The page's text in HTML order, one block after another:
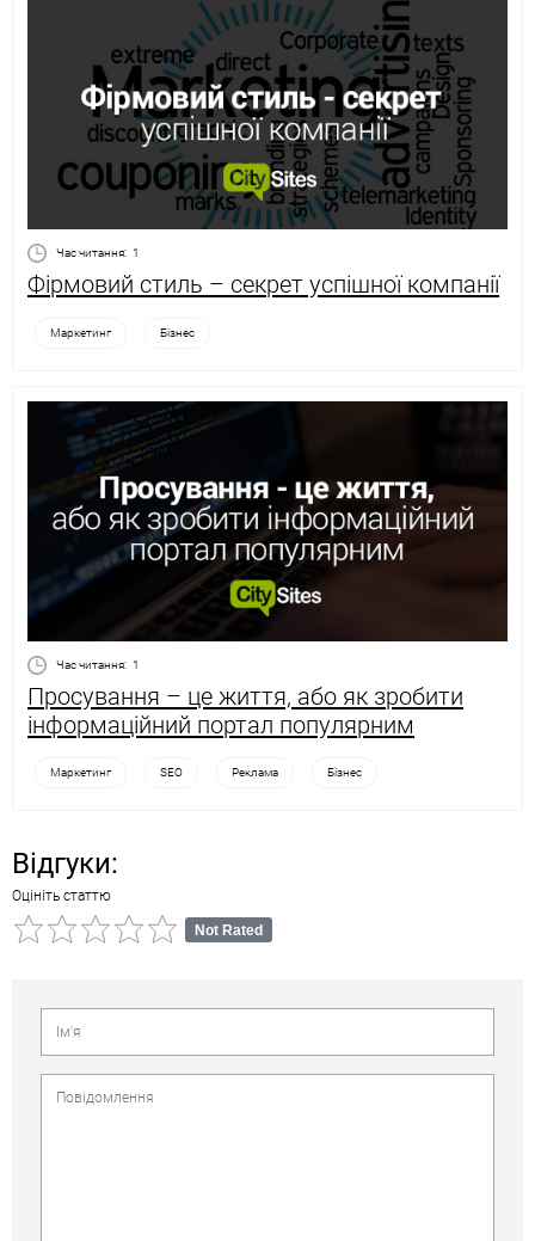
Час читання: 1
Фірмовий стиль – секрет успішної компанії
Маркетинг Бізнес
Час читання: 1
Просування – це життя, або як зробити
інформаційний портал популярним
Маркетинг SEO Реклама Бізнес
Відгуки:
Оцініть статтю
Not Rated